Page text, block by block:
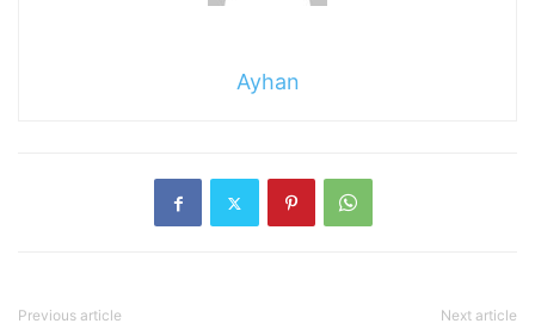
Ayhan
Previous article Next article